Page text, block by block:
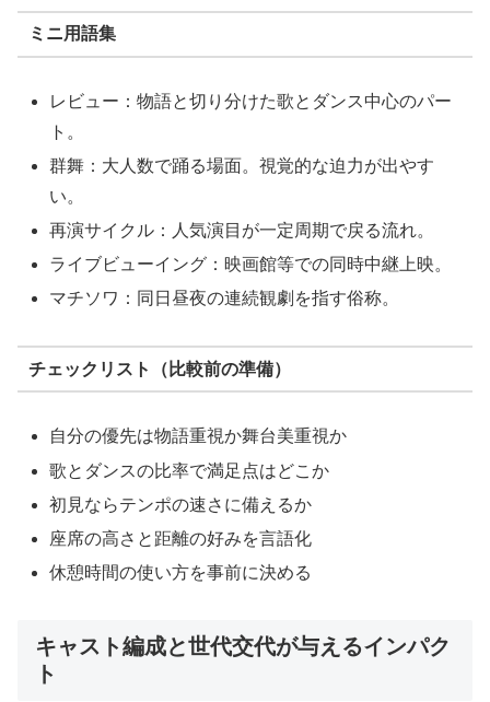
ミニ用語集
レビュー：物語と切り分けた歌とダンス中心のパー
ト。
群舞：大人数で踊る場面。視覚的な迫力が出やす
い。
再演サイクル：人気演目が一定周期で戻る流れ。
ライブビューイング：映画館等での同時中継上映。
マチソワ：同日昼夜の連続観劇を指す俗称。
チェックリスト（比較前の準備）
自分の優先は物語重視か舞台美重視か
歌とダンスの比率で満足点はどこか
初見ならテンポの速さに備えるか
座席の高さと距離の好みを言語化
休憩時間の使い方を事前に決める
キャスト編成と世代交代が与えるインパク
ト